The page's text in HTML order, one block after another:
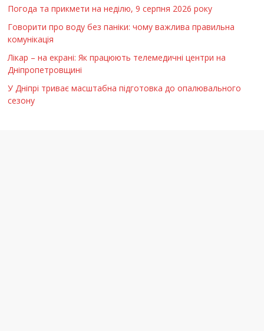
Погода та прикмети на неділю, 9 серпня 2026 року
Говорити про воду без паніки: чому важлива правильна
комунікація
Лікар – на екрані: Як працюють телемедичні центри на
Дніпропетровщині
У Дніпрі триває масштабна підготовка до опалювального
сезону